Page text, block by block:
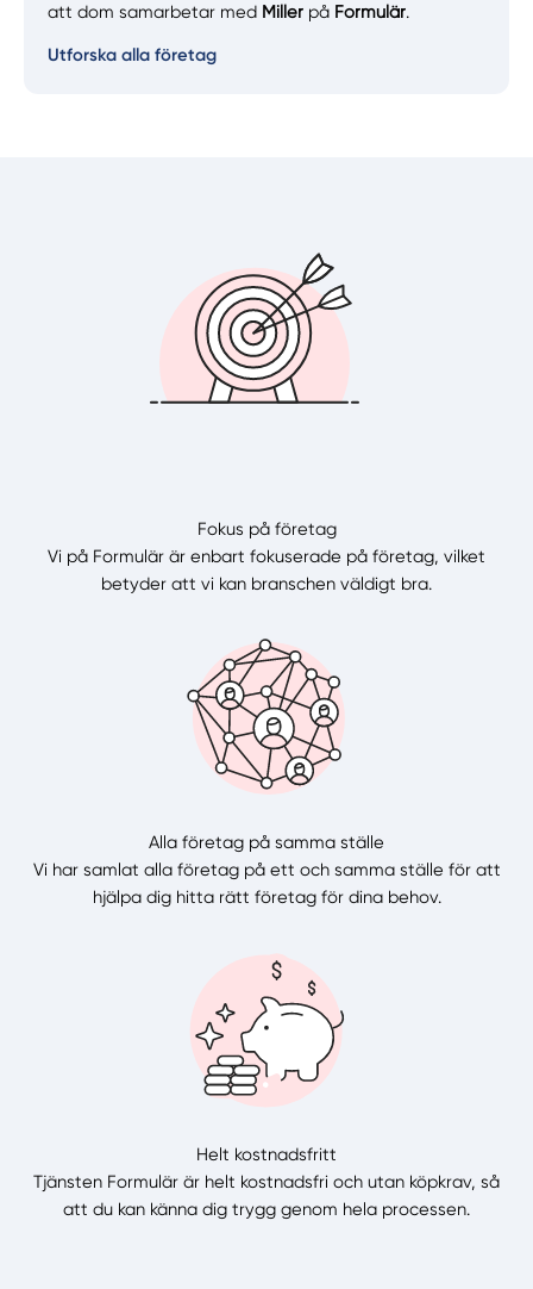
att dom samarbetar med Miller på Formulär.
Utforska alla företag
Fokus på företag
Vi på Formulär är enbart fokuserade på företag, vilket
betyder att vi kan branschen väldigt bra.
Alla företag på samma ställe
Vi har samlat alla företag på ett och samma ställe för att
hjälpa dig hitta rätt företag för dina behov.
Helt kostnadsfritt
Tjänsten Formulär är helt kostnadsfri och utan köpkrav, så
att du kan känna dig trygg genom hela processen.